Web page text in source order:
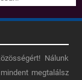
Nálunk
megtalálsz